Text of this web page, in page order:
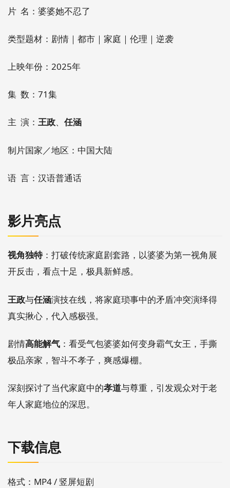
片 名：婆婆她不忍了
类型题材：剧情｜都市｜家庭｜伦理｜逆袭
上映年份：2025年
集 数：71集
主 演： 王政、 任涵
制片国家／地区：中国大陆
语 言：汉语普通话
影片亮点
视角独特：打破传统家庭剧套路， 以婆婆为第一视角展
开反击， 看点十足， 极具新鲜感。
王政与任涵演技在线， 将家庭琐事中的矛盾冲突演绎得
真实揪心， 代入感极强。
剧情高能解气 ：看受气包婆婆如何变身霸气女王， 手撕
极品亲家， 智斗不孝子， 爽感爆棚。
深刻探讨了当代家庭中的孝道与尊重， 引发观众对于老
年人家庭地位的深思。
下载信息
格式：MP4 / 竖屏短剧